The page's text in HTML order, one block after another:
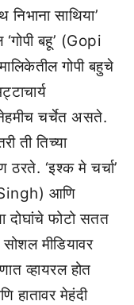
साथिया’
बहू’ (Gopi
गोपी बहुचे
चर्चेत असते.
ती तिच्या
‘इश्क मे चर्चा’
Singh) आणि
दोघांचे फोटो सतत
मीडियावर
व्हायरल होत
हातावर मेहंदी